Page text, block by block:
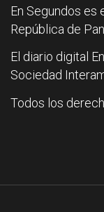
En Segundos es
República de
El diario digital
Sociedad
Todos los